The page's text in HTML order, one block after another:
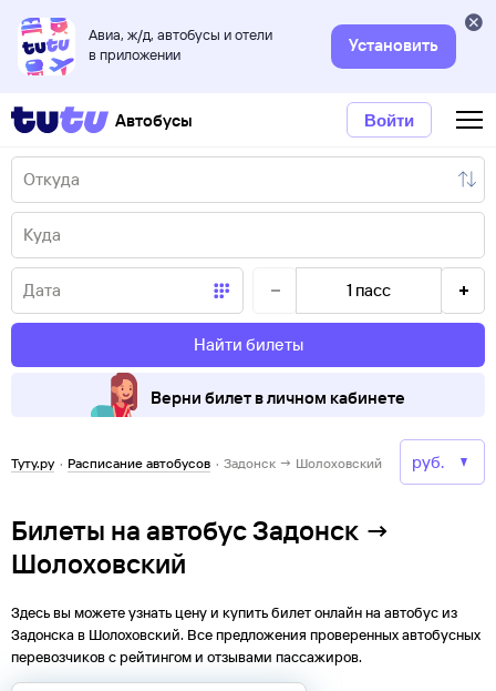
Авиа, ж/д, автобусы и отели
в приложении
Установить
Автобусы Войти
1 пасс
Найти билеты
Верни билет в личном кабинете
Туту.ру · Расписание автобусов · Задонск → Шолоховский
Билеты на автобус Задонск →
Шолоховский
Здесь вы можете узнать цену и купить билет онлайн на автобус из
Задонскав Шолоховский. Все предложения проверенных автобусных
перевозчиков с рейтингом и отзывами пассажиров.